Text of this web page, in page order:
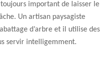
important de laisser le
Un artisan paysagiste
d’arbre et il utilise des
servir intelligemment.